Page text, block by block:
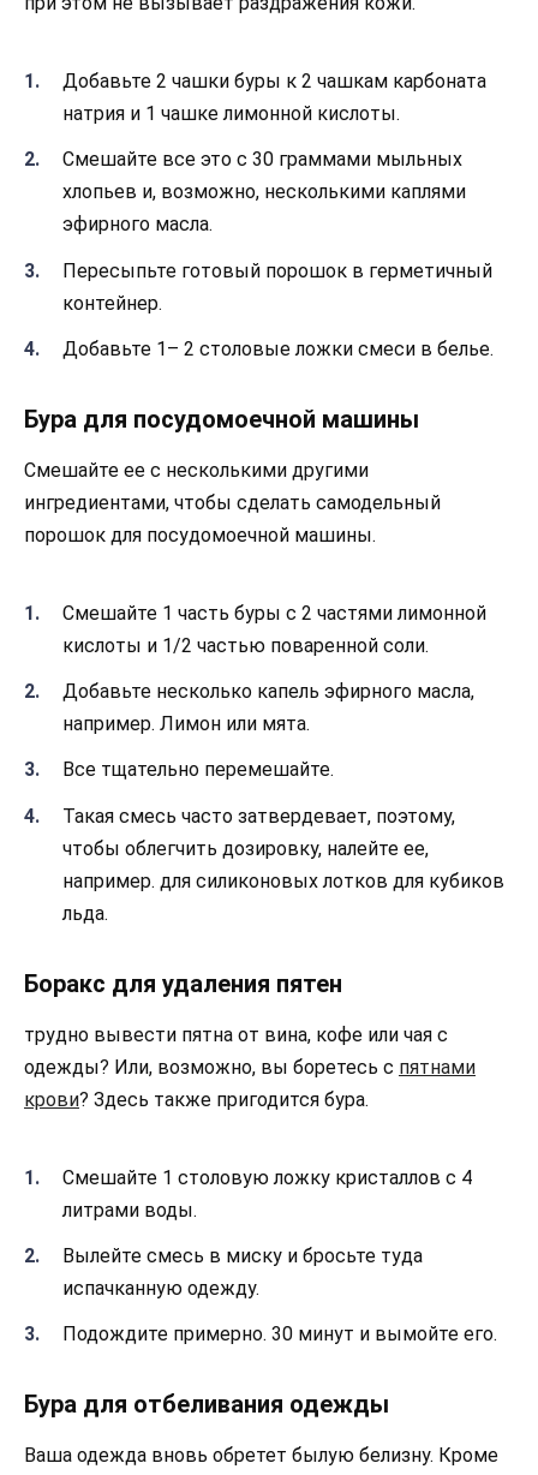
Добавьте 2 чашки буры к 2 чашкам карбоната
натрия и 1 чашке лимонной кислоты.
Смешайте все это с 30 граммами мыльных
хлопьев и, возможно, несколькими каплями
эфирного масла.
Пересыпьте готовый порошок в герметичный
контейнер.
Добавьте 1– 2 столовые ложки смеси в белье.
Бура для посудомоечной машины
Смешайте ее с несколькими другими
ингредиентами, чтобы сделать самодельный
порошок для посудомоечной машины.
Смешайте 1 часть буры с 2 частями лимонной
кислоты и 1/2 частью поваренной соли.
Добавьте несколько капель эфирного масла,
например. Лимон или мята.
Все тщательно перемешайте.
Такая смесь часто затвердевает, поэтому,
чтобы облегчить дозировку, налейте ее,
например. для силиконовых лотков для кубиков
льда.
Боракс для удаления пятен
трудно вывести пятна от вина, кофе или чая с
одежды? Или, возможно, вы боретесь с пятнами
крови? Здесь также пригодится бура.
Смешайте 1 столовую ложку кристаллов с 4
литрами воды.
Вылейте смесь в миску и бросьте туда
испачканную одежду.
Подождите примерно. 30 минут и вымойте его.
Бура для отбеливания одежды
Ваша одежда вновь обретет былую белизну. Кроме